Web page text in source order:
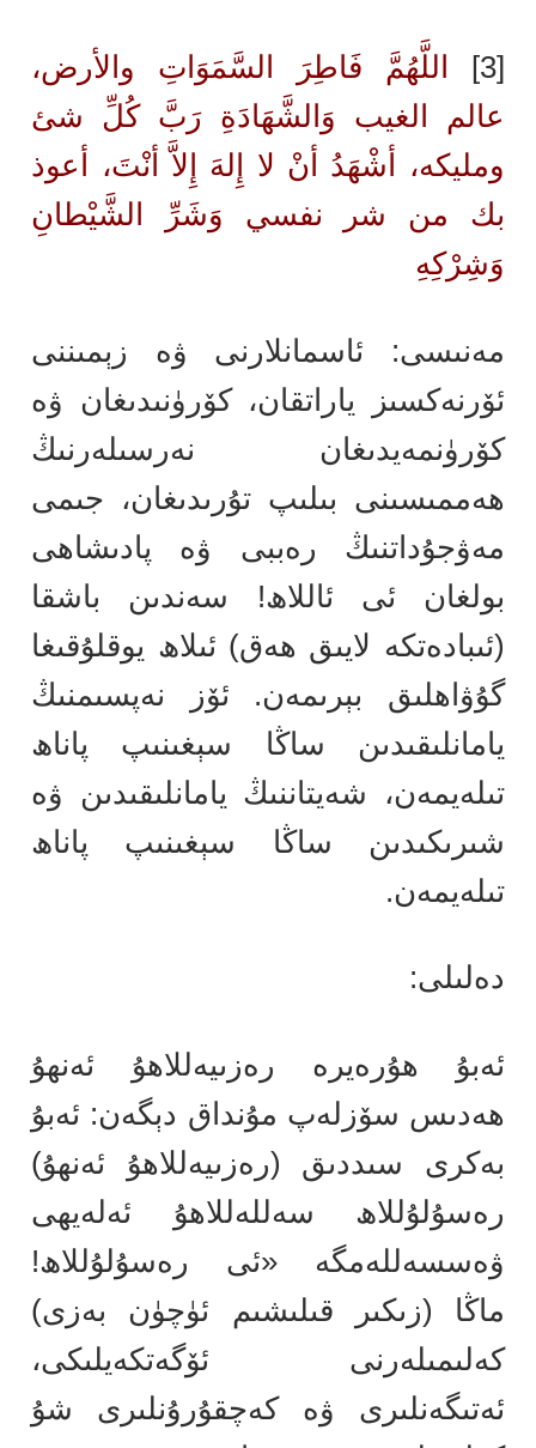
[3]
اللَّهُمَّ فَاطِرَ السَّمَوَاتِ والأرض،
عالم الغيب وَالشَّهَادَةِ رَبَّ كُلِّ شئ
ومليكه، أشْهَدُ أنْ لا إِلهَ إِلاَّ أنْتَ، أعوذ
بك من شر نفسي وَشَرِّ الشَّيْطانِ
وَشِرْكِهِ
مەنىسى: ئاسمانلارنى ۋە زېمىننى
ئۆرنەكسىز ياراتقان، كۆرۈنىدىغان ۋە
كۆرۈنمەيدىغان نەرسىلەرنىڭ
ھەممىسىنى بىلىپ تۇرىدىغان، جىمى
مەۋجۇداتنىڭ رەببى ۋە پادىشاھى
بولغان ئى ئاللاھ! سەندىن باشقا
(ئىبادەتكە لايىق ھەق) ئىلاھ يوقلۇقىغا
گۇۋاھلىق بېرىمەن. ئۆز نەپسىمنىڭ
يامانلىقىدىن ساڭا سېغىنىپ پاناھ
تىلەيمەن، شەيتاننىڭ يامانلىقىدىن ۋە
شىرىكىدىن ساڭا سېغىنىپ پاناھ
تىلەيمەن.
دەلىلى:
ئەبۇ ھۇرەيرە رەزىيەللاھۇ ئەنھۇ
ھەدىس سۆزلەپ مۇنداق دېگەن: ئەبۇ
بەكرى سىددىق (رەزىيەللاھۇ ئەنھۇ)
رەسۇلۇللاھ سەللەللاھۇ ئەلەيھى
ۋەسسەللەمگە «ئى رەسۇلۇللاھ!
ماڭا (زىكىر قىلىشىم ئۈچۈن بەزى)
كەلىمىلەرنى ئۆگەتكەيلىكى،
ئەتىگەنلىرى ۋە كەچقۇرۇنلىرى شۇ